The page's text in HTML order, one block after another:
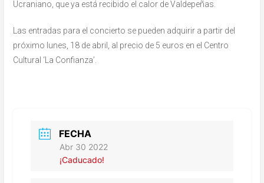
Ucraniano, que ya está recibido el calor de Valdepeñas.
Las entradas para el concierto se pueden adquirir a partir del
próximo lunes, 18 de abril, al precio de 5 euros en el Centro
Cultural ‘La Confianza’.
FECHA
Abr 30 2022
¡Caducado!